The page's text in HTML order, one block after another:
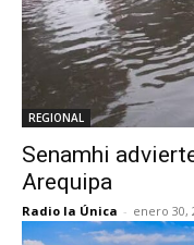
REGIONAL
Senamhi
Arequipa
Radio la Única - enero 30,